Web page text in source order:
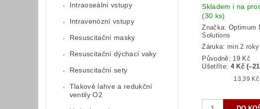
Intraoseální vstupy
Intravenózní vstupy
Resuscitační masky
Resuscitační dýchací vaky
Resuscitační sety
Tlakové lahve a redukční
ventily O2
Skladem i na
(30 ks)
Značka: Optimum
Solutions
Záruka: min.2 roky
Původně: 19 Kč
Ušetříte: 4 Kč